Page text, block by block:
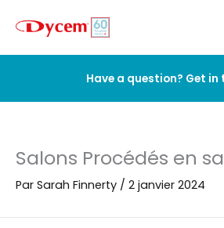
contenu
Have a question? Get in
Salons Procédés en
Par Sarah Finnerty / 2 janvier 2024